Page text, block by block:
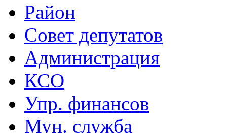
Район
Совет депутатов
Администрация
КСО
Упр. финансов
Мун. служба